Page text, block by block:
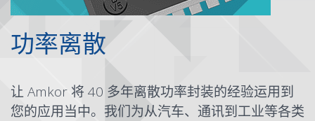
功率离散
让 Amkor 将 40 多年离散功率封装的经验运用到
您的应用当中。我们为从汽车、通讯到工业等各类